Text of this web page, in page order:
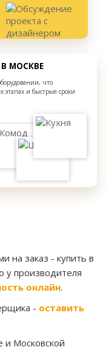
МОСКВЕ
что
этапах и быстрые сроки
на заказ - купить в
у производителя
онлайн.
- оставить
и Московской